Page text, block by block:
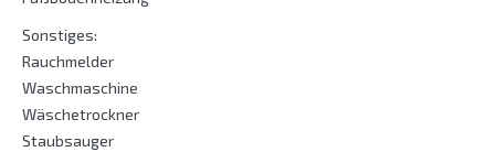
Sonstiges:
Rauchmelder
Waschmaschine
Wäschetrockner
Staubsauger